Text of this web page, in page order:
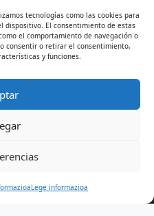
tecnologías como las cookies para
dispositivo. El consentimiento de estas
el comportamiento de navegación o
consentir o retirar el consentimiento,
y funciones.
Lege informazioa
especialización
· 944 675 311
· Cookies